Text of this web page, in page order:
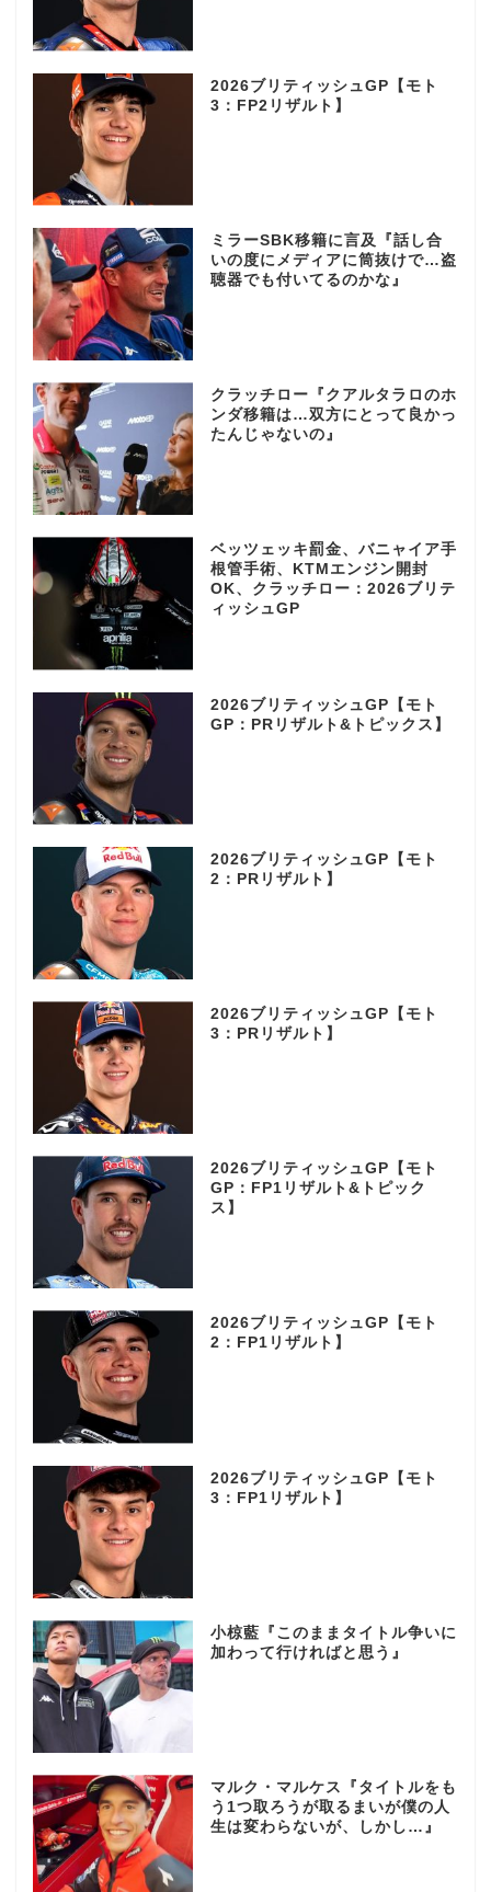
2026ブリティッシュGP【モト
3：FP2リザルト】
ミラーSBK移籍に言及『話し合
いの度にメディアに筒抜けで…盗
聴器でも付いてるのかな』
クラッチロー『クアルタラロのホ
ンダ移籍は…双方にとって良かっ
たんじゃないの』
ベッツェッキ罰金、バニャイア手
根管手術、KTMエンジン開封
OK、クラッチロー：2026ブリテ
ィッシュGP
2026ブリティッシュGP【モト
GP：PRリザルト&トピックス】
2026ブリティッシュGP【モト
2：PRリザルト】
2026ブリティッシュGP【モト
3：PRリザルト】
2026ブリティッシュGP【モト
GP：FP1リザルト&トピック
ス】
2026ブリティッシュGP【モト
2：FP1リザルト】
2026ブリティッシュGP【モト
3：FP1リザルト】
小椋藍『このままタイトル争いに
加わって行ければと思う』
マルク・マルケス『タイトルをも
う1つ取ろうが取るまいが僕の人
生は変わらないが、しかし…』